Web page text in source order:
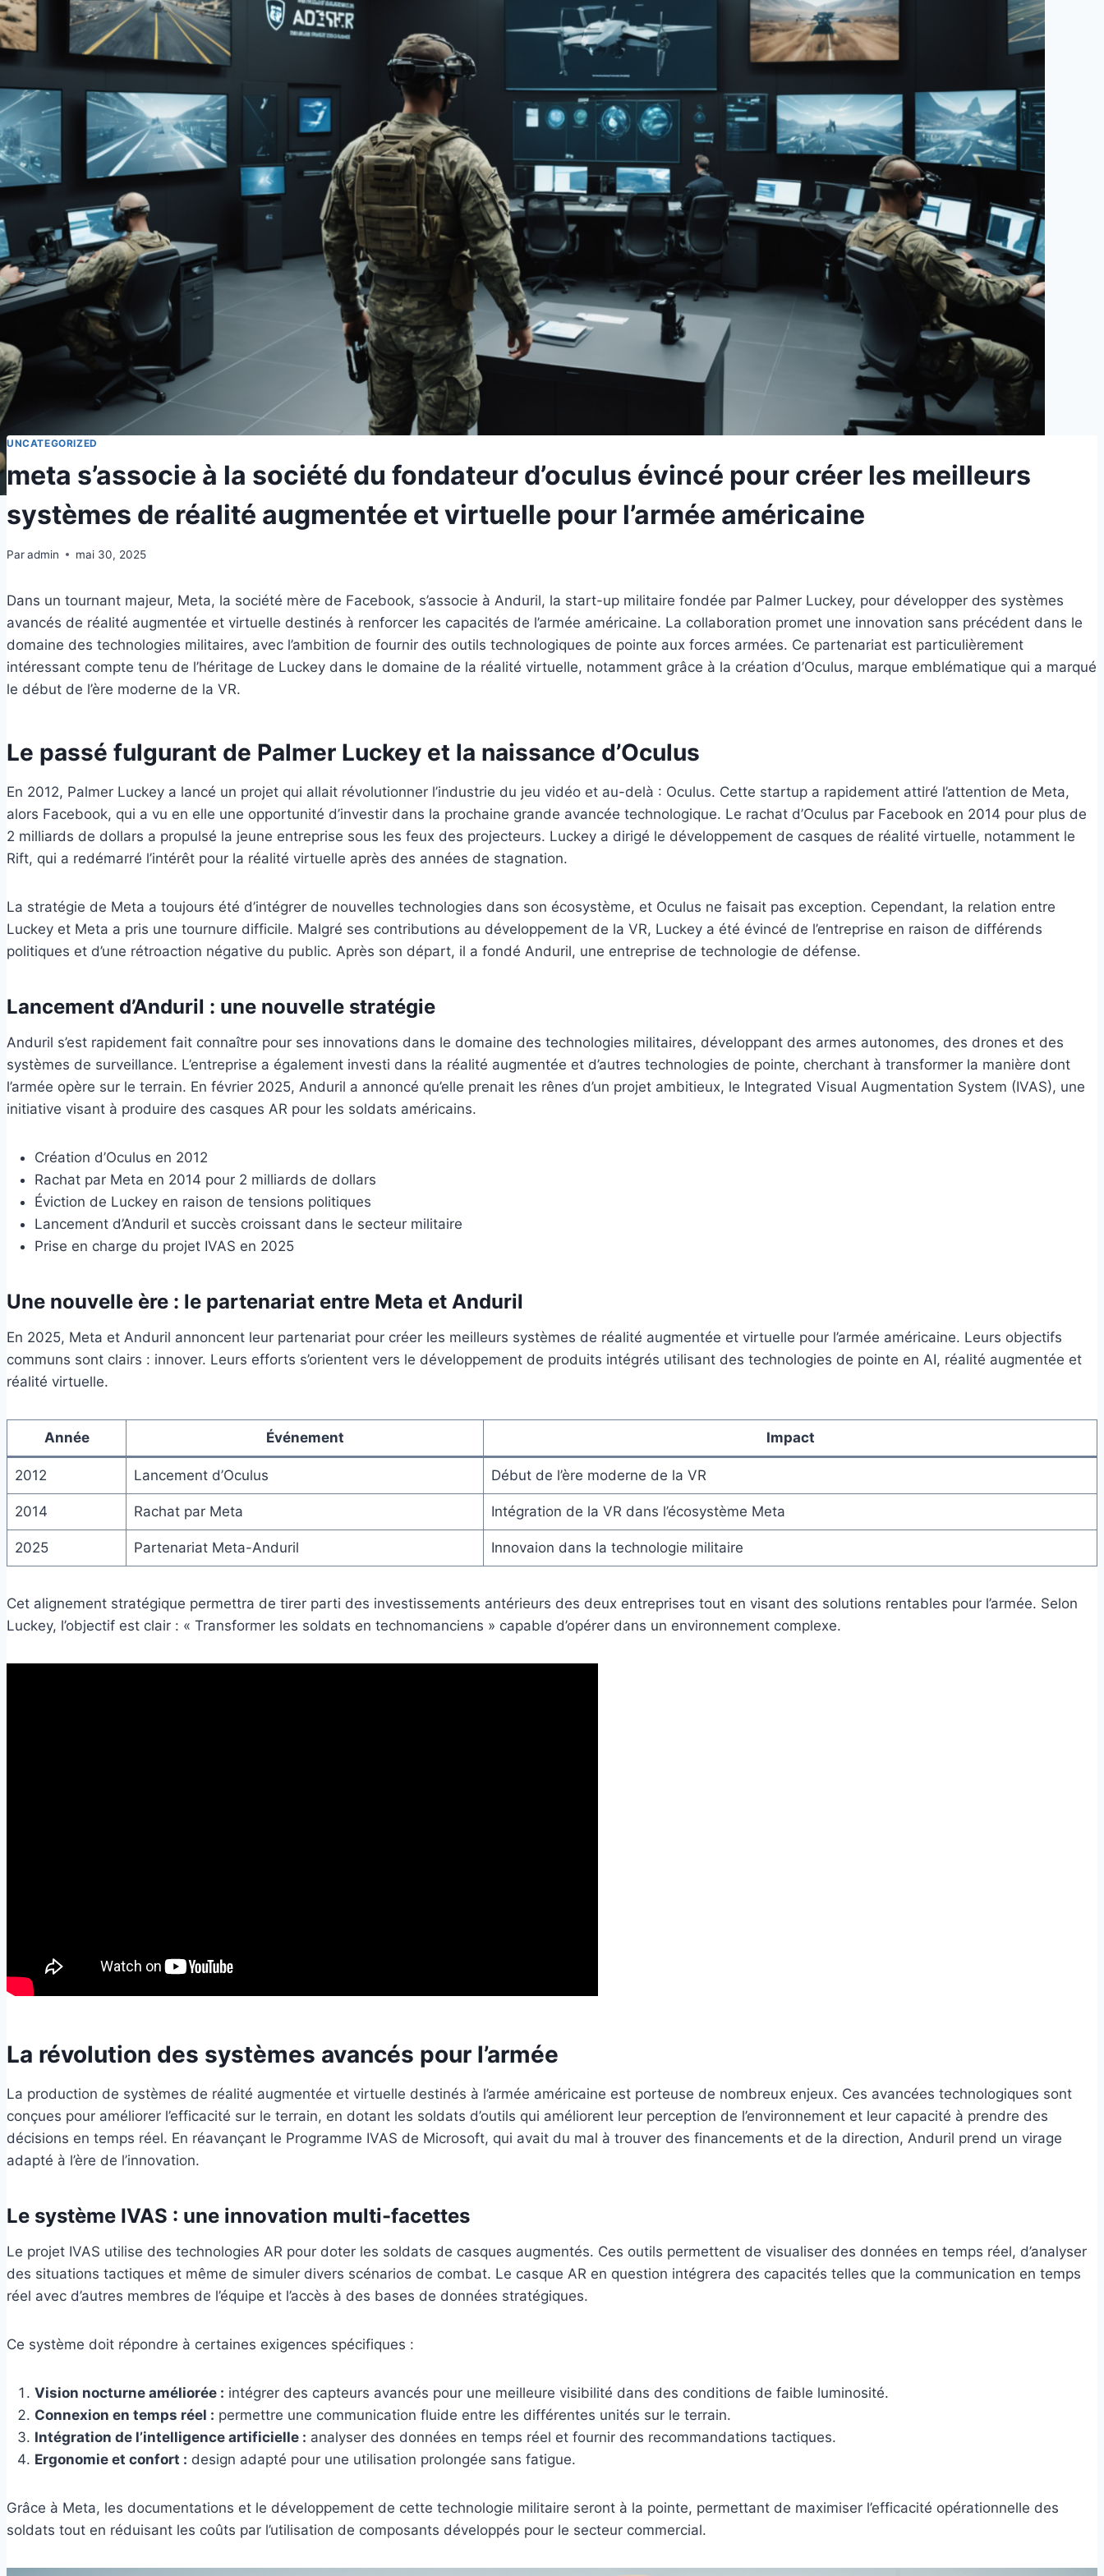
UNCATEGORIZED
meta s’associe à la société du fondateur d’oculus évincé pour créer les meilleurs
systèmes de réalité augmentée et virtuelle pour l’armée américaine
Paradmin mai 30, 2025
Dans un tournant majeur, Meta, la société mère de Facebook, s’associe à Anduril, la start-up militaire fondée par Palmer Luckey, pour développer des systèmes
avancés de réalité augmentée et virtuelle destinés à renforcer les capacités de l’armée américaine. La collaboration promet une innovation sans précédent dans le
domaine des technologies militaires, avec l’ambition de fournir des outils technologiques de pointe aux forces armées. Ce partenariat est particulièrement
intéressant compte tenu de l’héritage de Luckey dans le domaine de la réalité virtuelle, notamment grâce à la création d’Oculus, marque emblématique qui a marqué
le début de l’ère moderne de la VR.
Le passé fulgurant de Palmer Luckey et la naissance d’Oculus
En 2012, Palmer Luckey a lancé un projet qui allait révolutionner l’industrie du jeu vidéo et au-delà : Oculus. Cette startup a rapidement attiré l’attention de Meta,
alors Facebook, qui a vu en elle une opportunité d’investir dans la prochaine grande avancée technologique. Le rachat d’Oculus par Facebook en 2014 pour plus de
2 milliards de dollars a propulsé la jeune entreprise sous les feux des projecteurs. Luckey a dirigé le développement de casques de réalité virtuelle, notamment le
Rift, qui a redémarré l’intérêt pour la réalité virtuelle après des années de stagnation.
La stratégie de Meta a toujours été d’intégrer de nouvelles technologies dans son écosystème, et Oculus ne faisait pas exception. Cependant, la relation entre
Luckey et Meta a pris une tournure difficile. Malgré ses contributions au développement de la VR, Luckey a été évincé de l’entreprise en raison de différends
politiques et d’une rétroaction négative du public. Après son départ, il a fondé Anduril, une entreprise de technologie de défense.
Lancement d’Anduril : une nouvelle stratégie
Anduril s’est rapidement fait connaître pour ses innovations dans le domaine des technologies militaires, développant des armes autonomes, des drones et des
systèmes de surveillance. L’entreprise a également investi dans la réalité augmentée et d’autres technologies de pointe, cherchant à transformer la manière dont
l’armée opère sur le terrain. En février 2025, Anduril a annoncé qu’elle prenait les rênes d’un projet ambitieux, le Integrated Visual Augmentation System (IVAS), une
initiative visant à produire des casques AR pour les soldats américains.
Création d’Oculus en 2012
Rachat par Meta en 2014 pour 2 milliards de dollars
Éviction de Luckey en raison de tensions politiques
Lancement d’Anduril et succès croissant dans le secteur militaire
Prise en charge du projet IVAS en 2025
Une nouvelle ère : le partenariat entre Meta et Anduril
En 2025, Meta et Anduril annoncent leur partenariat pour créer les meilleurs systèmes de réalité augmentée et virtuelle pour l’armée américaine. Leurs objectifs
communs sont clairs : innover. Leurs efforts s’orientent vers le développement de produits intégrés utilisant des technologies de pointe en AI, réalité augmentée et
réalité virtuelle.
Année Événement Impact
2012 Lancement d’Oculus Début de l’ère moderne de la VR
2014 Rachat par Meta Intégration de la VR dans l’écosystème Meta
2025 Partenariat Meta-Anduril Innovaion dans la technologie militaire
Cet alignement stratégique permettra de tirer parti des investissements antérieurs des deux entreprises tout en visant des solutions rentables pour l’armée. Selon
Luckey, l’objectif est clair : « Transformer les soldats en technomanciens » capable d’opérer dans un environnement complexe.
La révolution des systèmes avancés pour l’armée
La production de systèmes de réalité augmentée et virtuelle destinés à l’armée américaine est porteuse de nombreux enjeux. Ces avancées technologiques sont
conçues pour améliorer l’efficacité sur le terrain, en dotant les soldats d’outils qui améliorent leur perception de l’environnement et leur capacité à prendre des
décisions en temps réel. En réavançant le Programme IVAS de Microsoft, qui avait du mal à trouver des financements et de la direction, Anduril prend un virage
adapté à l’ère de l’innovation.
Le système IVAS : une innovation multi-facettes
Le projet IVAS utilise des technologies AR pour doter les soldats de casques augmentés. Ces outils permettent de visualiser des données en temps réel, d’analyser
des situations tactiques et même de simuler divers scénarios de combat. Le casque AR en question intégrera des capacités telles que la communication en temps
réel avec d’autres membres de l’équipe et l’accès à des bases de données stratégiques.
Ce système doit répondre à certaines exigences spécifiques :
Vision nocturne améliorée : intégrer des capteurs avancés pour une meilleure visibilité dans des conditions de faible luminosité.
Connexion en temps réel : permettre une communication fluide entre les différentes unités sur le terrain.
Intégration de l’intelligence artificielle : analyser des données en temps réel et fournir des recommandations tactiques.
Ergonomie et confort : design adapté pour une utilisation prolongée sans fatigue.
Grâce à Meta, les documentations et le développement de cette technologie militaire seront à la pointe, permettant de maximiser l’efficacité opérationnelle des
soldats tout en réduisant les coûts par l’utilisation de composants développés pour le secteur commercial.